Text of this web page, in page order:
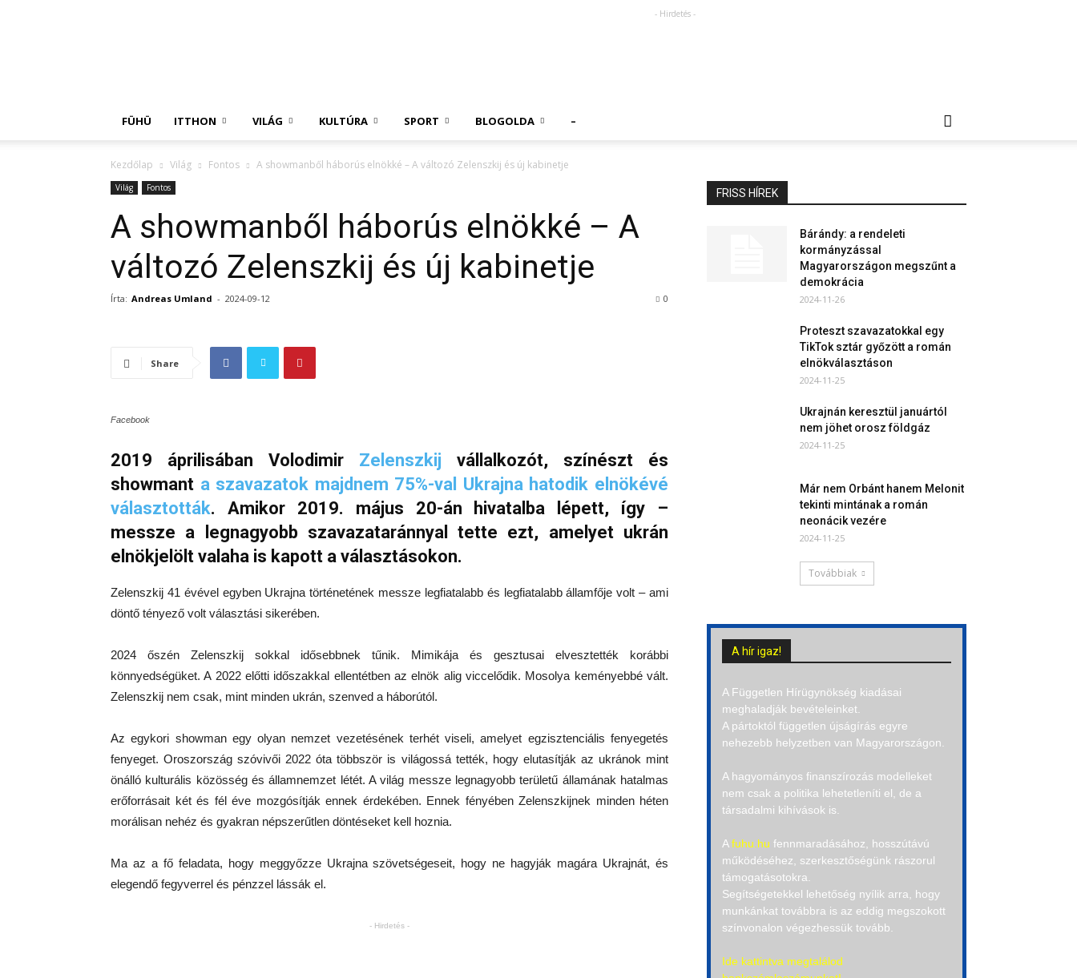
- Hirdetés -
FÜHÜ ITTHON VILÁG KULTÚRA SPORT BLOGOLDA –
Kezdőlap Világ Fontos A showmanből háborús elnökké – A változó Zelenszkij és új kabinetje
Világ Fontos
A showmanből háborús elnökké – A
változó Zelenszkij és új kabinetje
Írta: Andreas Umland - 2024-09-12 0
Share
Facebook
2019 áprilisában Volodimir Zelenszkij vállalkozót, színészt és
showmant a szavazatok majdnem 75%-val Ukrajna hatodik elnökévé
választották. Amikor 2019. május 20-án hivatalba lépett, így –
messze a legnagyobb szavazataránnyal tette ezt, amelyet ukrán
elnökjelölt valaha is kapott a választásokon.
Zelenszkij 41 évével egyben Ukrajna történetének messze legfiatalabb és legfiatalabb államfője volt – ami
döntő tényező volt választási sikerében.
2024 őszén Zelenszkij sokkal idősebbnek tűnik. Mimikája és gesztusai elvesztették korábbi
könnyedségüket. A 2022 előtti időszakkal ellentétben az elnök alig viccelődik. Mosolya keményebbé vált.
Zelenszkij nem csak, mint minden ukrán, szenved a háborútól.
Az egykori showman egy olyan nemzet vezetésének terhét viseli, amelyet egzisztenciális fenyegetés
fenyeget. Oroszország szóvivői 2022 óta többször is világossá tették, hogy elutasítják az ukránok mint
önálló kulturális közösség és államnemzet létét. A világ messze legnagyobb területű államának hatalmas
erőforrásait két és fél éve mozgósítják ennek érdekében. Ennek fényében Zelenszkijnek minden héten
morálisan nehéz és gyakran népszerűtlen döntéseket kell hoznia.
Ma az a fő feladata, hogy meggyőzze Ukrajna szövetségeseit, hogy ne hagyják magára Ukrajnát, és
elegendő fegyverrel és pénzzel lássák el.
- Hirdetés -
FRISS HÍREK
Bárándy: a rendeleti
kormányzással
Magyarországon megszűnt a
demokrácia
2024-11-26
Proteszt szavazatokkal egy
TikTok sztár győzött a román
elnökválasztáson
2024-11-25
Ukrajnán keresztül januártól
nem jöhet orosz földgáz
2024-11-25
Már nem Orbánt hanem Melonit
tekinti mintának a román
neonácik vezére
2024-11-25
Továbbiak
A hír igaz!
A Független Hírügynökség kiadásai
meghaladják bevételeinket.
A pártoktól független újságírás egyre
nehezebb helyzetben van Magyarországon.
A hagyományos finanszírozás modelleket
nem csak a politika lehetetleníti el, de a
társadalmi kihívások is.
Afuhu.hu fennmaradásához, hosszútávú
működéséhez, szerkesztőségünk rászorul
támogatásotokra.
Segítségetekkel lehetőség nyílik arra, hogy
munkánkat továbbra is az eddig megszokott
színvonalon végezhessük tovább.
Ide kattintva megtalálod